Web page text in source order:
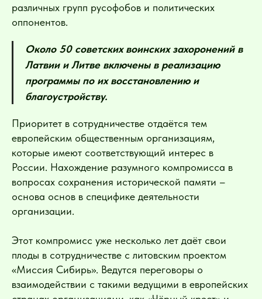
различных групп русофобов и политических
оппонентов.
Около 50 советских воинских захоронений в
Латвии и Литве включены в реализацию
программы по их восстановлению и
благоустройству.
Приоритет в сотрудничестве отдаётся тем
европейским общественным организациям,
которые имеют соответствующий интерес в
России. Нахождение разумного компромисса в
вопросах сохранения исторической памяти –
основа основ в специфике деятельности
организации.
Этот компромисс уже несколько лет даёт свои
плоды в сотрудничестве с литовским проектом
«Миссия Сибирь». Ведутся переговоры о
взаимодействии с такими ведущими в европейских